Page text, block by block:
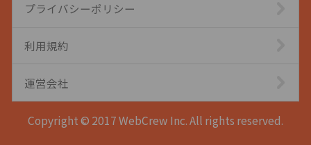
プライバシーポリシー
利用規約
運営会社
Copyright © 2017 WebCrew Inc. All rights reserved.